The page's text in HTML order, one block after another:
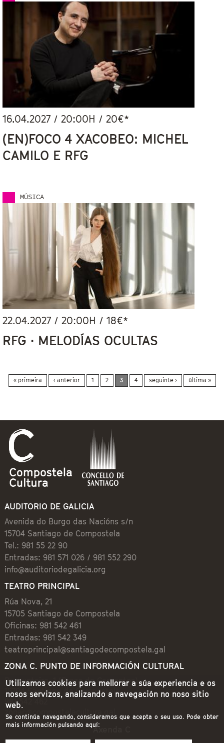
16.04.2027 /20:00H / 20€*
(EN)FOCO 4 XACOBEO: MICHEL
CAMILO E RFG
MÚSICA
22.04.2027 /20:00H / 18€*
RFG · MELODÍAS OCULTAS
Páxinas
« primeira ‹ anterior 1 2 3 4 seguinte › última »
AUDITORIO DE GALICIA
Avenida do Burgo das Nacións s/n
15704 Santiago de Compostela
Tel.: 981 55 22 90
Entradas: 981 571 026 / 981 552 290
info@auditoriodegalicia.org
TEATRO PRINCIPAL
Rúa Nova, 21
15705 Santiago de Compostela
Oficinas: 981 542 461
Entradas: 981 542 349
teatroprincipal@santiagodecompostela.gal
ZONA C. PUNTO DE INFORMACIÓN CULTURAL
Preguntoiro, 1 (Praza de Cervantes)
15704 Santiago de Compostela
981 542 462
zonac@compostelacultura.gal
Axenda C
Utilizamos cookies para mellorar a súa experiencia e os
nosos servizos, analizando a navegación no noso sitio
web.
Se continúa navegando, consideramos que acepta o seu uso. Pode obter
mais información pulsando aquí: